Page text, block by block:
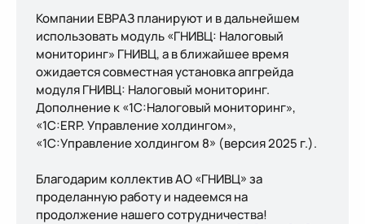
Компании ЕВРАЗ планируют и в дальнейшем
использовать модуль «ГНИВЦ: Налоговый
мониторинг» ГНИВЦ, а в ближайшее время
ожидается совместная установка апгрейда
модуля ГНИВЦ: Налоговый мониторинг.
Дополнение к «1С:Налоговый мониторинг»,
«1С:ERP. Управление холдингом»,
«1С:Управление холдингом 8» (версия 2025 г.).
Благодарим коллектив АО «ГНИВЦ» за
проделанную работу и надеемся на
продолжение нашего сотрудничества!